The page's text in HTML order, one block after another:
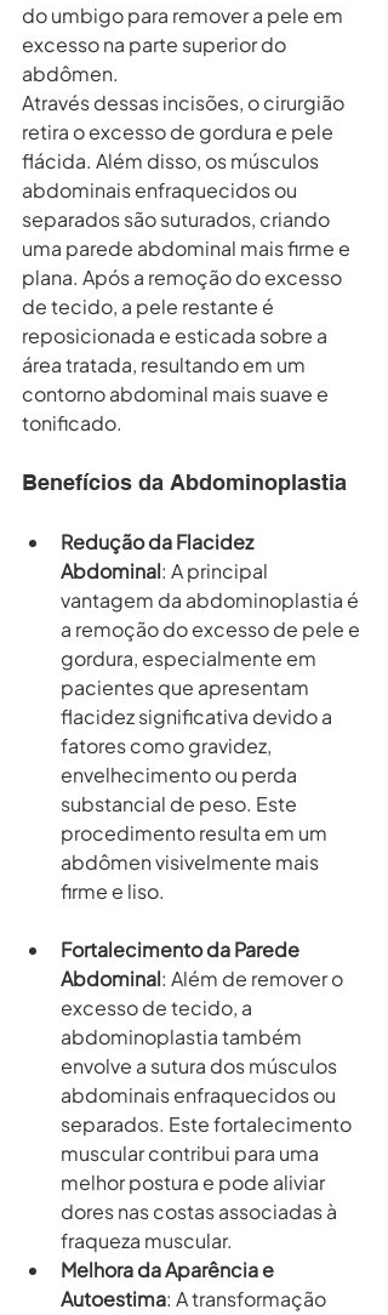
do umbigo para remover a pele em
excesso na parte superior do
abdômen.
Através dessas incisões, o cirurgião
retira o excesso de gordura e pele
flácida. Além disso, os músculos
abdominais enfraquecidos ou
separados são suturados, criando
uma parede abdominal mais firme e
plana. Após a remoção do excesso
de tecido, a pele restante é
reposicionada e esticada sobre a
área tratada, resultando em um
contorno abdominal mais suave e
tonificado.
Benefícios da Abdominoplastia
Redução da Flacidez
Abdominal: A principal
vantagem da abdominoplastia é
a remoção do excesso de pele e
gordura, especialmente em
pacientes que apresentam
flacidez significativa devido a
fatores como gravidez,
envelhecimento ou perda
substancial de peso. Este
procedimento resulta em um
abdômen visivelmente mais
firme e liso.
Fortalecimento da Parede
Abdominal: Além de remover o
excesso de tecido, a
abdominoplastia também
envolve a sutura dos músculos
abdominais enfraquecidos ou
separados. Este fortalecimento
muscular contribui para uma
melhor postura e pode aliviar
dores nas costas associadas à
fraqueza muscular.
Melhora da Aparência e
Autoestima: A transformação